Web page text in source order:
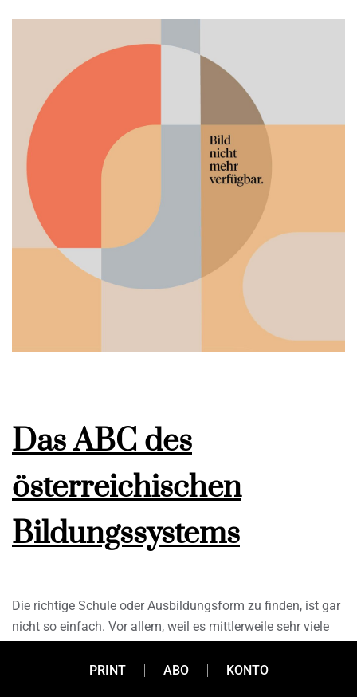
Das ABC des
österreichischen
Bildungssystems
Die richtige Schule oder Ausbildungsform zu finden, ist gar
nicht so einfach. Vor allem, weil es mittlerweile sehr viele
durchlässiger. Wer will, kann auch ohne Matura ein
PRINT ABO KONTO